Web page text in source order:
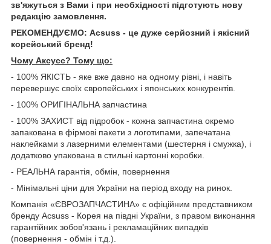
зв'яжуться з Вами і при необхідності підготують нову
редакцію замовлення.
РЕКОМЕНДУЄМО: Acsuss - це дуже серйозний і якісний
корейський бренд!
Чому Aксусс? Тому що:
- 100% ЯКІСТЬ - яке вже давно на одному рівні, і навіть
перевершує своїх європейських і японських конкурентів.
- 100% ОРИГІНАЛЬНА запчастина
- 100% ЗАХИСТ від підробок - кожна запчастина окремо
запакована в фірмові пакети з логотипами, запечатана
наклейками з лазерними елементами (шестерня і смужка), і
додатково упакована в стильні картонні коробки.
- РЕАЛЬНА гарантія, обмін, повернення
- Мінімальні ціни для України на період входу на ринок.
Компанія «ЄВРОЗАПЧАСТИНА» є офіційним представником
бренду Acsuss - Корея на півдні України, з правом виконання
гарантійних зобов'язань і рекламаційних випадків
(повернення - обмін і т.д.).